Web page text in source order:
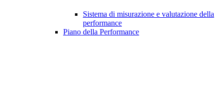
Sistema di misurazione e valutazione della
performance
Piano della Performance